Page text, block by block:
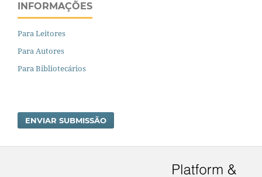
INFORMAÇÕES
Para Leitores
Para Autores
Para Bibliotecários
ENVIAR SUBMISSÃO